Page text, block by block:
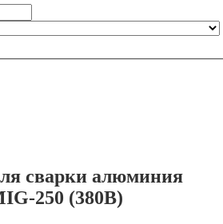
сварки алюминия
250 (380В)